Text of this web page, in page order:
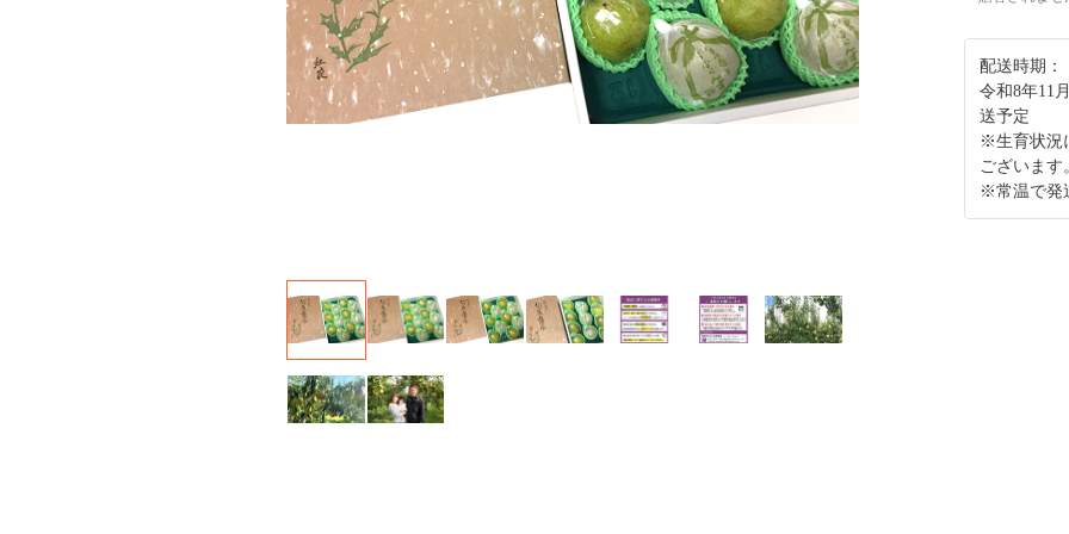
配送時期：
令和8年11
送予定
※生育状況
ございます
※常温で発